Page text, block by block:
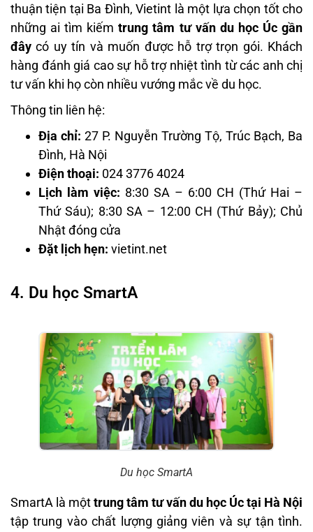
thuận tiện tại Ba Đình, Vietint là một lựa chọn tốt cho
những ai tìm kiếmtrung tâm tư vấn du học Úc gần
đây có uy tín và muốn được hỗ trợ trọn gói. Khách
hàng đánh giá cao sự hỗ trợ nhiệt tình từ các anh chị
tư vấn khi họ còn nhiều vướng mắc về du học.
Thông tin liên hệ:
Địa chỉ: 27 P. Nguyễn Trường Tộ, Trúc Bạch, Ba
Đình, Hà Nội
Điện thoại: 024 3776 4024
Lịch làm việc: 8:30 SA – 6:00 CH (Thứ Hai –
Thứ Sáu); 8:30 SA – 12:00 CH (Thứ Bảy); Chủ
Nhật đóng cửa
Đặt lịch hẹn: vietint.net
4. Du học SmartA
Du học SmartA
SmartA là mộttrung tâm tư vấn du học Úc tại Hà Nội
tập trung vào chất lượng giảng viên và sự tận tình.